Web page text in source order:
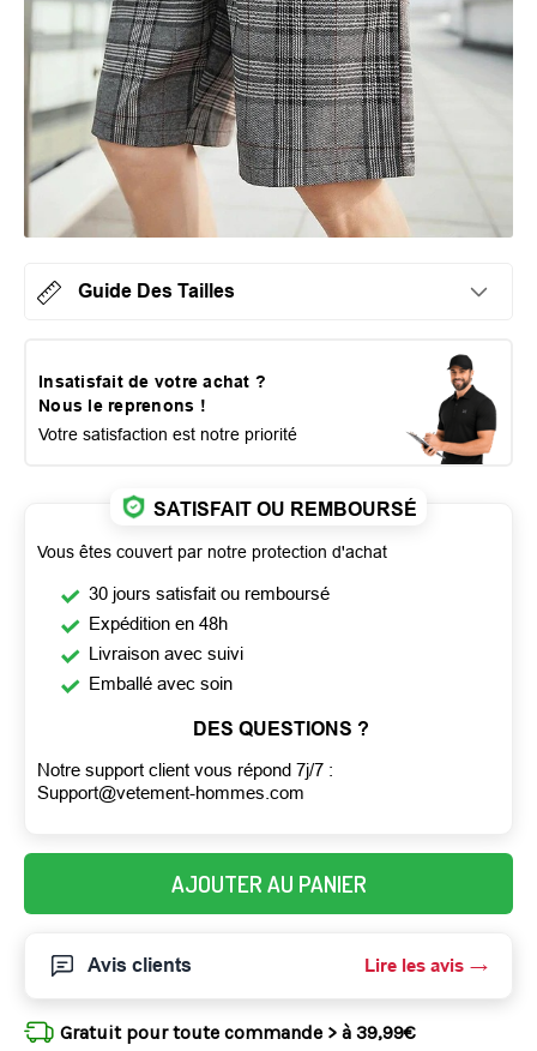
Guide Des Tailles
Insatisfait de votre achat ?
Nous le reprenons !
Votre satisfaction est notre priorité
SATISFAIT OU REMBOURSÉ
Vous êtes couvert par notre protection d'achat
30 jours satisfait ou remboursé
Expédition en 48h
Livraison avec suivi
Emballé avec soin
DES QUESTIONS ?
Notre support client vous répond 7j/7 :
Support@vetement-hommes.com
AJOUTER AU PANIER
Avis clients Lire les avis
Gratuit pour toute commande > à 39,99€